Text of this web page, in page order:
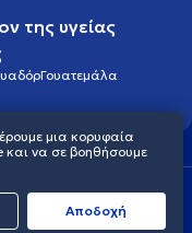
της υγείας
Γουατεμάλα
προσωπικού απορρήτου
μια κορυφαία
να σε βοηθήσουμε
Aποδοχή